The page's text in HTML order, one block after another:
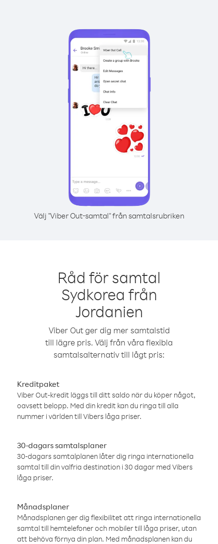
Välj "Viber Out-samtal" från samtalsrubriken
Råd för samtal
Sydkorea från
Jordanien
Viber Out ger dig mer samtalstid
till lägre pris. Välj från våra flexibla
samtalsalternativ till lågt pris:
Kreditpaket
Viber Out-kredit läggs till ditt saldo när du köper något,
oavsett belopp. Med din kredit kan du ringa till alla
nummer i världen till Vibers låga priser.
30-dagars samtalsplaner
30-dagars samtalplanen låter dig ringa internationella
samtal till din valfria destination i 30 dagar med Vibers
låga priser.
Månadsplaner
Månadsplanen ger dig flexibilitet att ringa internationella
samtal till hemtelefoner och mobiler till låga priser, utan
att behöva förnya din plan. Med månadsplanen kan du